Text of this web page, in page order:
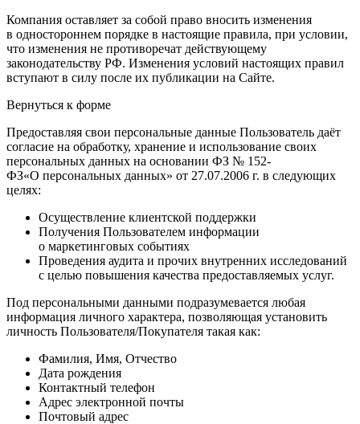
Компания оставляет за собой право вносить изменения
в одностороннем порядке в настоящие правила, при условии,
что изменения не противоречат действующему
законодательству РФ. Изменения условий настоящих правил
вступают в силу после их публикации на Сайте.
Вернуться к форме
Предоставляя свои персональные данные Пользователь даёт
согласие на обработку, хранение и использование своих
персональных данных на основании ФЗ № 152-
ФЗ«О персональных данных» от 27.07.2006 г. в следующих
целях:
Осуществление клиентской поддержки
Получения Пользователем информации
о маркетинговых событиях
Проведения аудита и прочих внутренних исследований
с целью повышения качества предоставляемых услуг.
Под персональными данными подразумевается любая
информация личного характера, позволяющая установить
личность Пользователя/Покупателя такая как:
Фамилия, Имя, Отчество
Дата рождения
Контактный телефон
Адрес электронной почты
Почтовый адрес